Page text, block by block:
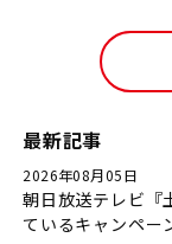
最新記事
2026年08月05日
朝日放送テレビ『
ているキャンペー